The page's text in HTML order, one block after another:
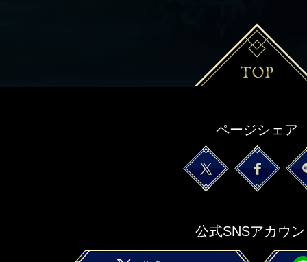
ページシェア
公式SNSアカウ